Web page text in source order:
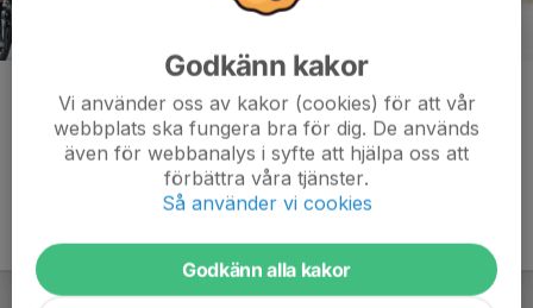
Kommentarer
Godkänn kakor
Vi använder oss av kakor (cookies) för att vår
webbplats ska fungera bra för dig. De används
även för webbanalys i syfte att hjälpa oss att
förbättra våra tjänster.
Så använder vi cookies
Godkänn alla kakor